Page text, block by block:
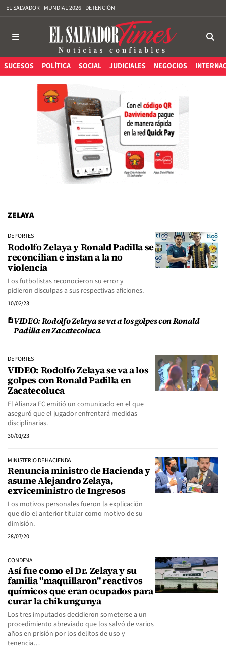
EL SALVADOR MUNDIAL 2026 DETENCIÓN
SUCESOS POLÍTICA SOCIAL JUDICIALES NEGOCIOS
ZELAYA
DEPORTES
Rodolfo Zelaya y Ronald Padilla se
reconcilian e instan a la no
violencia
Los futbolistas reconocieron su error y
pidieron disculpas a sus respectivas aficiones.
10/02/23
VIDEO: Rodolfo Zelaya se va a los golpes con Ronald
Padilla en Zacatecoluca
DEPORTES
VIDEO: Rodolfo Zelaya se va a los
golpes con Ronald Padilla en
Zacatecoluca
El Alianza FC emitió un comunicado en el que
aseguró que el jugador enfrentará medidas
disciplinarias.
30/01/23
MINISTERIO DE HACIENDA
Renuncia ministro de Hacienda y
asume Alejandro Zelaya,
exviceministro de Ingresos
Los motivos personales fueron la explicación
que dio el anterior titular como motivo de su
dimisión.
28/07/20
CONDENA
Así fue como el Dr. Zelaya y su
familia "maquillaron" reactivos
químicos que eran ocupados para
curar la chikungunya
Los tres imputados decidieron someterse a un
procedimiento abreviado que los salvó de varios
años en prisión por los delitos de uso y
tenencia…